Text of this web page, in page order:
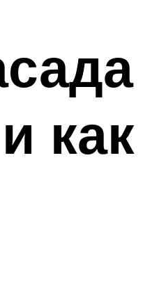
как